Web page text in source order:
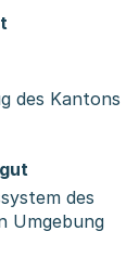
des Kantons
des
Umgebung